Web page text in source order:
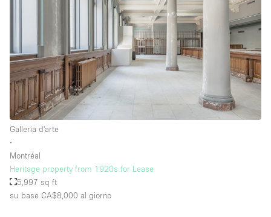
Galleria d'arte
∙
Montréal
Heritage property from 1920s for Lease
5,997 sq ft
su base CA$8,000 al giorno